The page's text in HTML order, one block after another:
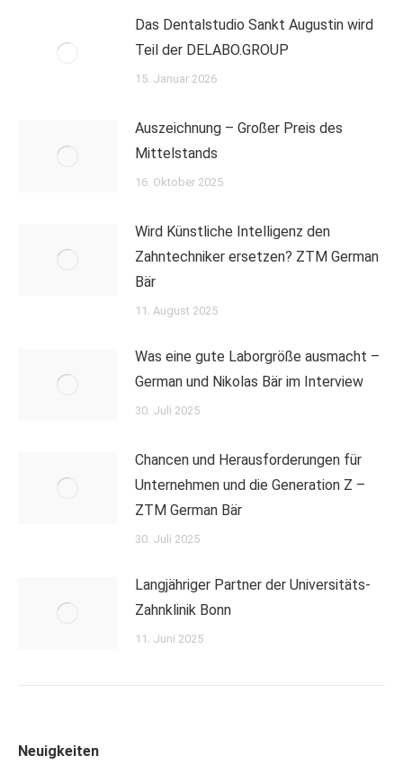
Das Dentalstudio Sankt Augustin wird
Teil der DELABO.GROUP
15. Januar 2026
Auszeichnung – Großer Preis des
Mittelstands
16. Oktober 2025
Wird Künstliche Intelligenz den
Zahntechniker ersetzen? ZTM German
Bär
11. August 2025
Was eine gute Laborgröße ausmacht –
German und Nikolas Bär im Interview
30. Juli 2025
Chancen und Herausforderungen für
Unternehmen und die Generation Z –
ZTM German Bär
30. Juli 2025
Langjähriger Partner der Universitäts-
Zahnklinik Bonn
11. Juni 2025
Neuigkeiten